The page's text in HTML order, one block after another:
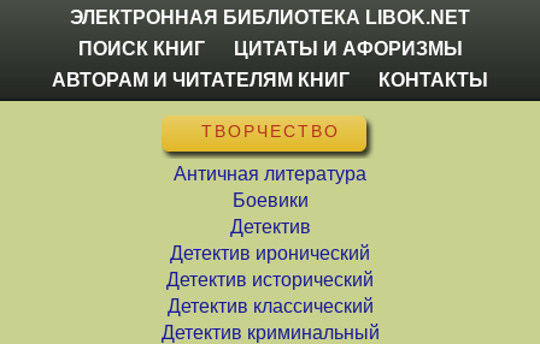
ЭЛЕКТРОННАЯ БИБЛИОТЕКА LIBOK.NET
ПОИСК КНИГ
ЦИТАТЫ И АФОРИЗМЫ
АВТОРАМ И ЧИТАТЕЛЯМ КНИГ
КОНТАКТЫ
ТВОРЧЕСТВО
Античная литература
Боевики
Детектив
Детектив иронический
Детектив исторический
Детектив классический
Детектив криминальный